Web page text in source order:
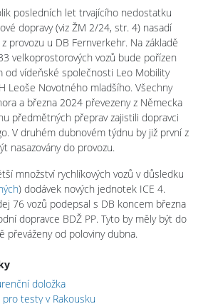
posledních let trvajícího nedostatku
dopravy (viz ŽM 2/24, str. 4) nasadí
provozu u DB Fernverkehr. Na základě
velkoprostorových vozů bude pořízen
od vídeňské společnosti Leo Mobility
Leoše Novotného mladšího. Všechny
a března 2024 převezeny z Německa
předmětných přeprav zajistili dopravci
V druhém dubnovém týdnu by již první z
nasazovány do provozu.
množství rychlíkových vozů v důsledku
) dodávek nových jednotek ICE 4.
76 vozů podepsal s DB koncem března
dopravce BDŽ PP. Tyto by měly být do
převáženy od poloviny dubna.
doložka
pro testy v Rakousku